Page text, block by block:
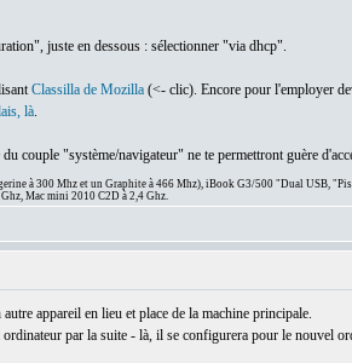
juste en dessous : sélectionner "via dhcp".
Classilla de Mozilla(<- clic). Encore pour l'employer
là.
couple "système/navigateur" ne te permettront guère
à 300 Mhz et un Graphite à 466 Mhz), iBook G3/500 "Dual USB,
Mac mini 2010 C2D à 2,4 Ghz.
appareil en lieu et place de la machine principale.
par la suite - là, il se configurera pour le nouvel